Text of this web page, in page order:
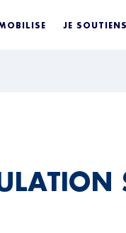
JE SOUTIENS